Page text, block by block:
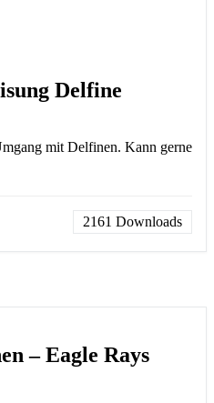
Delfine
mit Delfinen. Kann gerne
2161 Downloads
– Eagle Rays